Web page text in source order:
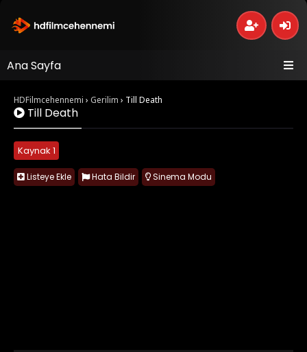
Ana Sayfa
HDFilmcehennemi › Gerilim › Till Death
Till Death
Kaynak 1
Listeye Ekle Hata Bildir Sinema Modu